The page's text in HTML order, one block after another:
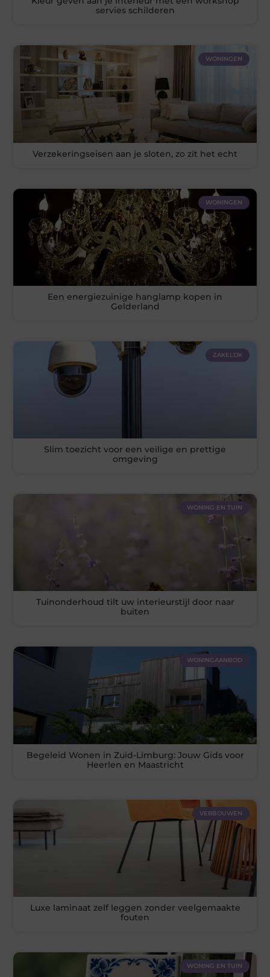
servies schilderen
WONINGEN
Verzekeringseisen aan je sloten, zo zit het echt
WONINGEN
Een energiezuinige hanglamp kopen in
Gelderland
ZAKELIJK
Slim toezicht voor een veilige en prettige
omgeving
WONING EN TUIN
Tuinonderhoud tilt uw interieurstijl door naar
buiten
WONINGAANBOD
Begeleid Wonen in Zuid-Limburg: Jouw Gids voor
Heerlen en Maastricht
VERBOUWEN
Luxe laminaat zelf leggen zonder veelgemaakte
fouten
WONING EN TUIN